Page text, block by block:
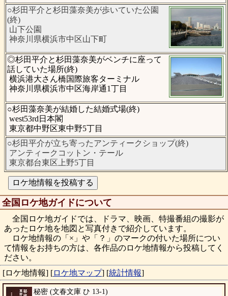
○杉田平介と杉田藻奈美が歩いていた公園
(終)
山下公園
神奈川県横浜市中区山下町
◎杉田平介と杉田藻奈美がベンチに座って
話していた場所(終)
横浜港大さん橋国際旅客ターミナル
神奈川県横浜市中区海岸通1丁目
○杉田藻奈美が結婚した結婚式場(終)
west53rd日本閣
東京都中野区東中野5丁目
○杉田平介が立ち寄ったアンティークショップ(終)
アンティークコットン・テール
東京都台東区上野5丁目
全国ロケ地ガイドについて
全国ロケ地ガイドでは、ドラマ、映画、特撮番組の撮影が
あったロケ地を地図と写真付きで紹介しています。
ロケ地情報の「×」や「？」のマークの付いた場所につい
て情報をお持ちの方は、各作品のロケ地情報から投稿してく
ださい。
[ロケ地情報] [ロケ地マップ] [統計情報]
秘密 (文春文庫 ひ 13-1)